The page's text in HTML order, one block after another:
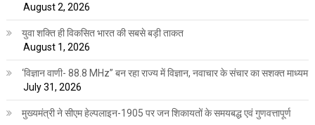
August 2, 2026
युवा शक्ति ही विकसित भारत की सबसे बड़ी ताकत
August 1, 2026
‘विज्ञान वाणी- 88.8 MHz” बन रहा राज्य में विज्ञान, नवाचार के संचार का सशक्त माध्यम
July 31, 2026
मुख्यमंत्री ने सीएम हेल्पलाइन-1905 पर जन शिकायतों के समयबद्ध एवं गुणवत्तापूर्ण